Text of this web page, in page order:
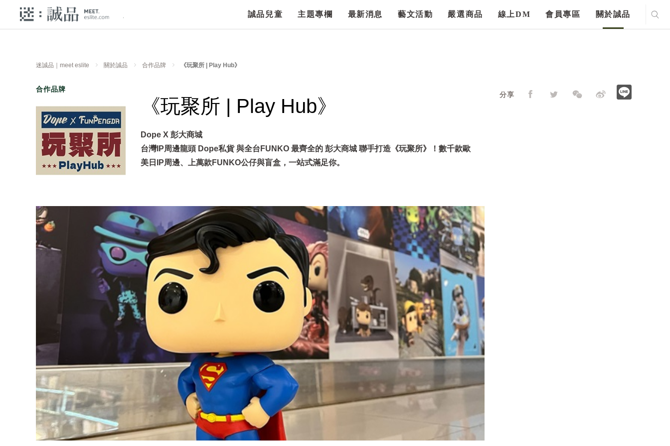
誠品兒童 主題專欄 最新消息 藝文活動 嚴選商品 線上DM 會員專區 關於誠品
迷誠品｜meet eslite 關於誠品 合作品牌 《玩聚所 | Play Hub》
合作品牌
《玩聚所 | Play Hub》
Dope X 彭大商城
台灣IP周邊龍頭 Dope私貨 與全台FUNKO 最齊全的 彭大商城 聯手打造《玩聚所》！數千款歐
美日IP周邊、上萬款FUNKO公仔與盲盒，一站式滿足你。
分享